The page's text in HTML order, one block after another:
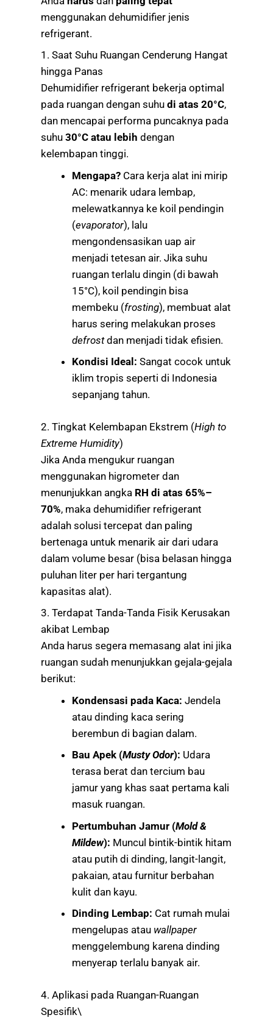
menggunakan dehumidifier jenis
refrigerant.
1. Saat Suhu Ruangan Cenderung Hangat
hingga Panas
Dehumidifier refrigerant bekerja optimal
pada ruangan dengan suhu di atas 20°C,
dan mencapai performa puncaknya pada
suhu 30°C atau lebih dengan
kelembapan tinggi.
Mengapa? Cara kerja alat ini mirip
AC: menarik udara lembap,
melewatkannya ke koil pendingin
(evaporator), lalu
mengondensasikan uap air
menjadi tetesan air. Jika suhu
ruangan terlalu dingin (di bawah
15°C), koil pendingin bisa
membeku (frosting), membuat alat
harus sering melakukan proses
defrostdan menjadi tidak efisien.
Kondisi Ideal: Sangat cocok untuk
iklim tropis seperti di Indonesia
sepanjang tahun.
2. Tingkat Kelembapan Ekstrem (High to
Extreme Humidity)
Jika Anda mengukur ruangan
menggunakan higrometer dan
menunjukkan angka RH di atas 65%–
70%, maka dehumidifier refrigerant
adalah solusi tercepat dan paling
bertenaga untuk menarik air dari udara
dalam volume besar (bisa belasan hingga
puluhan liter per hari tergantung
kapasitas alat).
3. Terdapat Tanda-Tanda Fisik Kerusakan
akibat Lembap
Anda harus segera memasang alat ini jika
ruangan sudah menunjukkan gejala-gejala
berikut:
Kondensasi pada Kaca: Jendela
atau dinding kaca sering
berembun di bagian dalam.
Bau Apek (Musty Odor): Udara
terasa berat dan tercium bau
jamur yang khas saat pertama kali
masuk ruangan.
Pertumbuhan Jamur (Mold &
Mildew): Muncul bintik-bintik hitam
atau putih di dinding, langit-langit,
pakaian, atau furnitur berbahan
kulit dan kayu.
Dinding Lembap: Cat rumah mulai
mengelupas atau wallpaper
menggelembung karena dinding
menyerap terlalu banyak air.
4. Aplikasi pada Ruangan-Ruangan
Spesifik\